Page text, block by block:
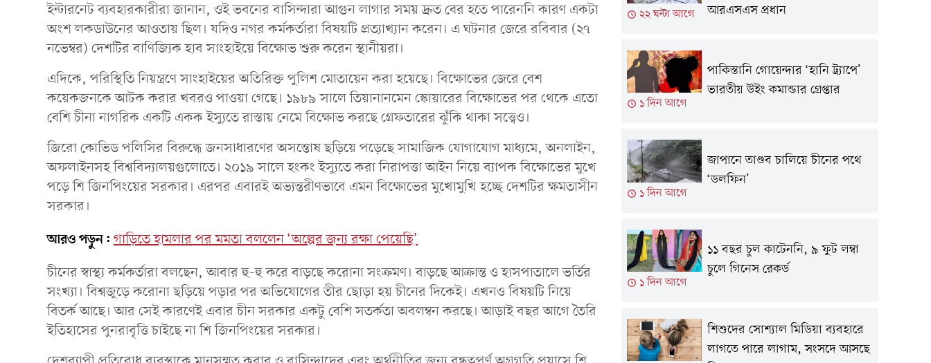
ইন্টারনেট ব্যবহারকারীরা জানান, ওই ভবনের বাসিন্দারা আগুন লাগার সময় দ্রুত বের হতে পারেননি কারণ একটা
অংশ লকডাউনের আওতায় ছিল। যদিও নগর কর্মকর্তারা বিষয়টি প্রত্যাখ্যান করেন। এ ঘটনার জেরে রবিবার (২৭
নভেম্বর) দেশটির বাণিজ্যিক হাব সাংহাইয়ে বিক্ষোভ শুরু করেন স্থানীয়রা।
এদিকে, পরিস্থিতি নিয়ন্ত্রণে সাংহাইয়ের অতিরিক্ত পুলিশ মোতায়েন করা হয়েছে। বিক্ষোভের জেরে বেশ
কয়েকজনকে আটক করার খবরও পাওয়া গেছে। ১৯৮৯ সালে তিয়ানানমেন স্কোয়ারের বিক্ষোভের পর থেকে এতো
বেশি চীনা নাগরিক একটি একক ইস্যুতে রাস্তায় নেমে বিক্ষোভ করছে গ্রেফতারের ঝুঁকি থাকা সত্ত্বেও।
জিরো কোভিড পলিসির বিরুদ্ধে জনসাধারণের অসন্তোষ ছড়িয়ে পড়েছে সামাজিক যোগাযোগ মাধ্যমে, অনলাইন,
অফলাইনসহ বিশ্ববিদ্যালয়গুলোতে। ২০১৯ সালে হংকং ইস্যুতে করা নিরাপত্তা আইন নিয়ে ব্যাপক বিক্ষোভের মুখে
পড়ে শি জিনপিংয়ের সরকার। এরপর এবারই অভ্যন্তরীণভাবে এমন বিক্ষোভের মুখোমুখি হচ্ছে দেশটির ক্ষমতাসীন
সরকার।
আরও পড়ুন: গাড়িতে হামলার পর মমতা বললেন ‘অল্পের জন্য রক্ষা পেয়েছি’
চীনের স্বাস্থ্য কর্মকর্তারা বলছেন, আবার হু-হু করে বাড়ছে করোনা সংক্রমণ। বাড়ছে আক্রান্ত ও হাসপাতালে ভর্তির
সংখ্যা। বিশ্বজুড়ে করোনা ছড়িয়ে পড়ার পর অভিযোগের তীর ছোড়া হয় চীনের দিকেই। এখনও বিষয়টি নিয়ে
বিতর্ক আছে। আর সেই কারণেই এবার চীন সরকার একটু বেশি সতর্কতা অবলম্বন করছে। আড়াই বছর আগে তৈরি
ইতিহাসের পুনরাবৃত্তি চাইছে না শি জিনপিংয়ের সরকার।
২২ ঘন্টা আগে
আরএসএস প্রধান
১ দিন আগে
পাকিস্তানি গোয়েন্দার ‘হানি ট্র্যাপে’
ভারতীয় উইং কমান্ডার গ্রেপ্তার
১ দিন আগে
জাপানে তাণ্ডব চালিয়ে চীনের পথে
‘ডলফিন’
১ দিন আগে
১১ বছর চুল কাটেননি, ৯ ফুট লম্বা
চুলে গিনেস রেকর্ড
শিশুদের সোশ্যাল মিডিয়া ব্যবহারে
লাগতে পারে লাগাম, সংসদে আসছে